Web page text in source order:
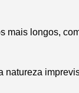
mais longos,
natureza